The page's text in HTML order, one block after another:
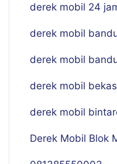
derek mobil 24
derek mobil
derek mobil
derek mobil
derek mobil
Derek Mobil Blok